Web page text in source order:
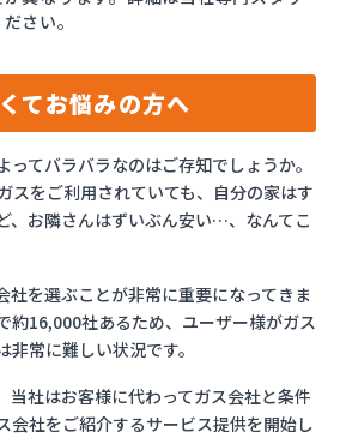
さい。
てお悩みの方へ
ってバラバラなのはご存知でしょうか。
スをご利用されていても、自分の家はす
、お隣さんはずいぶん安い…、なんてこ
社を選ぶことが非常に重要になってきま
約16,000社あるため、ユーザー様がガス
常に難しい状況です。
当社はお客様に代わってガス会社と条件
会社をご紹介するサービス提供を開始し